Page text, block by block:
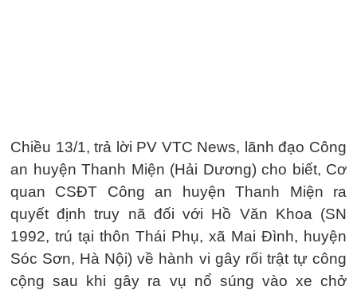
Chiều 13/1, trả lời PV VTC News, lãnh đạo Công
an huyện Thanh Miện (Hải Dương) cho biết, Cơ
quan CSĐT Công an huyện Thanh Miện ra
quyết định truy nã đối với Hồ Văn Khoa (SN
1992, trú tại thôn Thái Phụ, xã Mai Đình, huyện
Sóc Sơn, Hà Nội) về hành vi gây rối trật tự công
cộng sau khi gây ra vụ nổ súng vào xe chở